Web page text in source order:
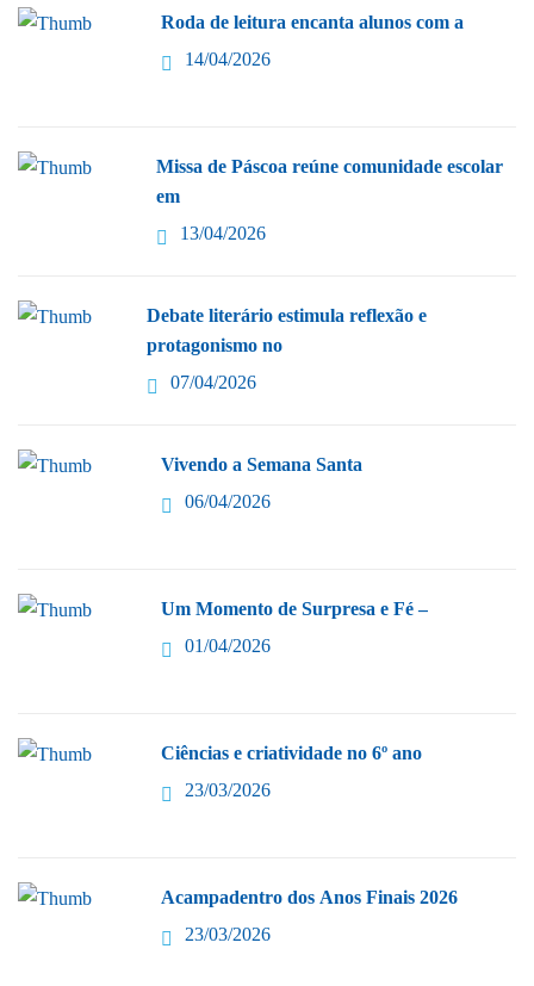
Roda de leitura encanta alunos com a
14/04/2026
Missa de Páscoa reúne comunidade escolar
em
13/04/2026
Debate literário estimula reflexão e
protagonismo no
07/04/2026
Vivendo a Semana Santa
06/04/2026
Um Momento de Surpresa e Fé –
01/04/2026
Ciências e criatividade no 6º ano
23/03/2026
Acampadentro dos Anos Finais 2026
23/03/2026